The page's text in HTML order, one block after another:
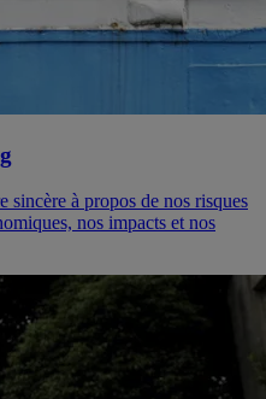
sincère à propos de nos risques
nos impacts et nos